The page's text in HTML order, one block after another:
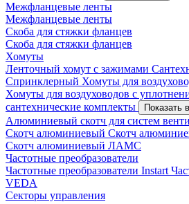
Межфланцевые ленты
Межфланцевые ленты
Скоба для стяжки фланцев
Скоба для стяжки фланцев
Хомуты
Ленточный хомут с зажимами
Спринклерный Хомуты для
Хомуты для воздуховодов с
сантехнические комплекты
Показать
Алюминиевый скотч для систем
Скотч алюминиевый Скотч
Скотч алюминиевый ЛАМС
Частотные преобразователи
Частотные преобразователи Instart
VEDA
Секторы управления